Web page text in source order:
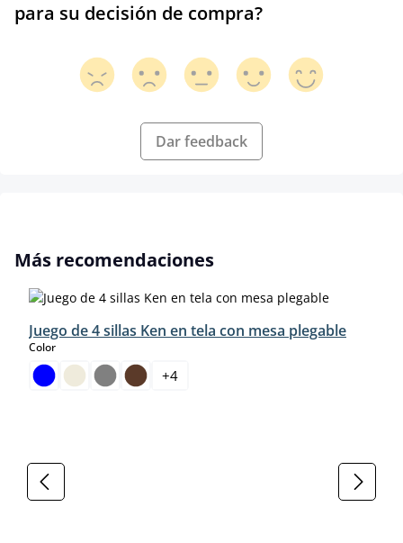
para su decisión de compra?
Dar feedback
Omitir la galería de productos
Más recomendaciones
Juego de 4 sillas Ken en tela con mesa plegable
Colorselect
+4